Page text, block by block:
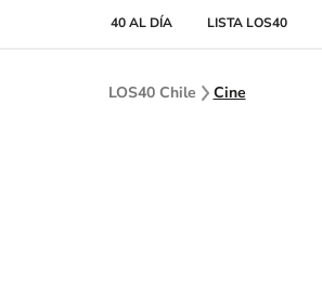
40 AL DÍA LISTA LOS40
LOS40 Chile Cine